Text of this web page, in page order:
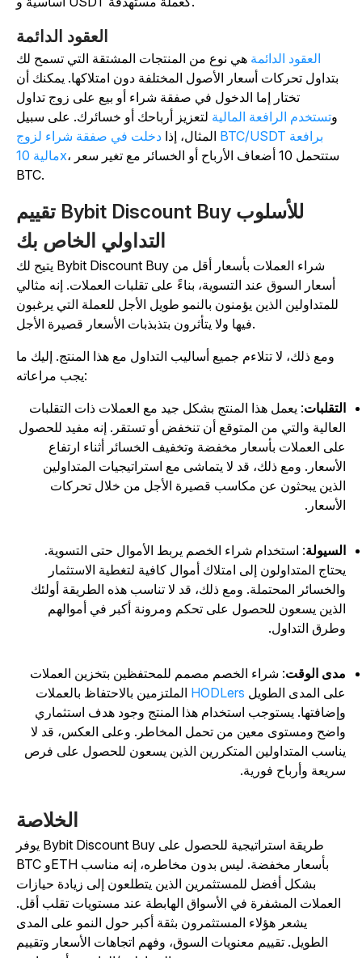
العقود الدائمة
العقود الدائمةهي نوع من المنتجات المشتقة التي تسمح لك
بتداول تحركات أسعار الأصول المختلفة دون امتلاكها. يمكنك أن
تختار إما الدخول في صفقة شراء أو بيع على زوج تداول
تستخدم الرافعة الماليةلتعزيز أرباحك أو خسائرك. على سبيل
المثال، إذادخلت في صفقة شراء لزوج BTC/USDT برافعة
مالية 10x، ستتحمل 10 أضعاف الأرباح أو الخسائر مع تغير سعر
BTC.
تقييم Bybit Discount Buy للأسلوب
التداولي الخاص بك
يتيح لك Bybit Discount Buy شراء العملات بأسعار أقل من
أسعار السوق عند التسوية، بناءً على تقلبات العملات. إنه مثالي
للمتداولين الذين يؤمنون بالنمو طويل الأجل للعملة التي يرغبون
ومع ذلك، لا تتلاءم جميع أساليب التداول مع هذا المنتج. إليك ما
: يعمل هذا المنتج بشكل جيد مع العملات ذات التقلبات
والتي من المتوقع أن تنخفض أو تستقر. إنه مفيد للحصول
العملات بأسعار مخفضة وتخفيف الخسائر أثناء ارتفاع
ومع ذلك، قد لا يتماشى مع استراتيجيات المتداولين
يبحثون عن مكاسب قصيرة الأجل من خلال تحركات
: استخدام شراء الخصم يربط الأموال حتى التسوية.
المتداولون إلى امتلاك أموال كافية لتغطية الاستثمار
المحتملة. ومع ذلك، قد لا تناسب هذه الطريقة أولئك
يسعون للحصول على تحكم ومرونة أكبر في أموالهم
التداول.
الوقت: شراء الخصم مصمم للمحتفظين بتخزين العملات
المدى الطويلHODLersالملتزمين بالاحتفاظ بالعملات
يستوجب استخدام هذا المنتج وجود هدف استثماري
ومستوى معين من تحمل المخاطر. وعلى العكس، قد لا
المتداولين المتكررين الذين يسعون للحصول على فرص
وأرباح فورية.
الخلاصة
يوفر Bybit Discount Buy طريقة استراتيجية للحصول على
BTC وETH بأسعار مخفضة. ليس بدون مخاطره، إنه مناسب
بشكل أفضل للمستثمرين الذين يتطلعون إلى زيادة حيازات
العملات المشفرة في الأسواق الهابطة عند مستويات تقلب أقل.
يشعر هؤلاء المستثمرون بثقة أكبر حول النمو على المدى
الطويل. تقييم معنويات السوق، وفهم اتجاهات الأسعار وتقييم